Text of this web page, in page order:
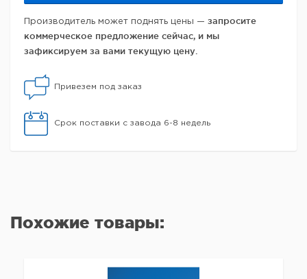
Производитель может поднять цены — запросите
коммерческое предложение сейчас, и мы
зафиксируем за вами текущую цену.
Привезем под заказ
Срок поставки с завода 6-8 недель
Похожие товары: